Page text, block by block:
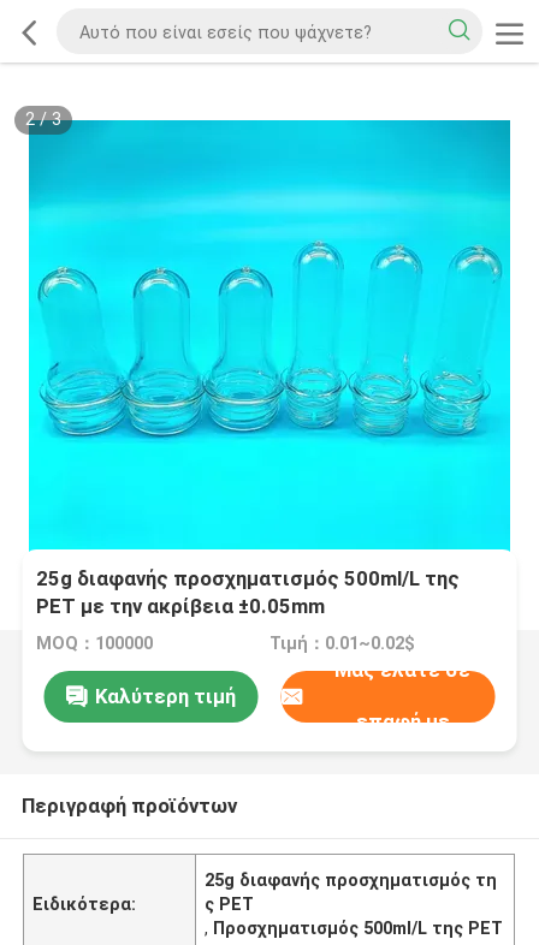
2/3
25g διαφανής προσχηματισμός 500ml/L της
PET με την ακρίβεια ±0.05mm
MOQ：100000 Τιμή：0.01~0.02$
Καλύτερη τιμή
Μας ελάτε σε
επαφή με
Περιγραφή προϊόντων
Ειδικότερα:
25g διαφανής προσχηματισμός τη
ς PET
, Προσχηματισμός 500ml/L της PET